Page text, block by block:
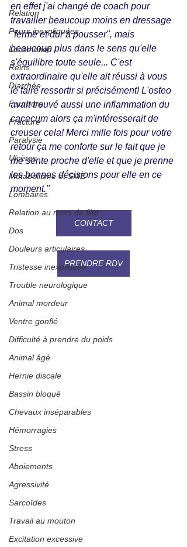
Relation
Peurs inexpliquées
Locomotion
Reins
Diarrhée
Fourbure
Fracture
Paralysie
Ulcères
Métabolisme et SME
Lombaires
Relation au mors de filet
Dos
Douleurs articulaires
Tristesse inexpliquée
Trouble neurologique
Animal mordeur
Ventre gonflé
Difficulté à prendre du poids
Animal âgé
Hernie discale
Bassin bloqué
Chevaux inséparables
Hémorragies
Stress
Aboiements
Agressivité
Sarcoïdes
Travail au mouton
Excitation excessive
en effet j'ai changé de coach pour
travailler beaucoup moins en dressage
"fermé et dur à pousser", mais
beaucoup plus dans le sens qu'elle
s'équilibre toute seule... C'est
extraordinaire qu'elle ait réussi à vous
le faire ressortir si précisément! L'osteo
avait trouvé aussi une inflammation du
cacecum alors ça m'intéresserait de
creuser cela! Merci mille fois pour votre
retour ça me conforte sur le fait que je
me sente proche d'elle et que je prenne
les bonnes décisions pour elle en ce
moment."
CONTACT
PRENDRE RDV